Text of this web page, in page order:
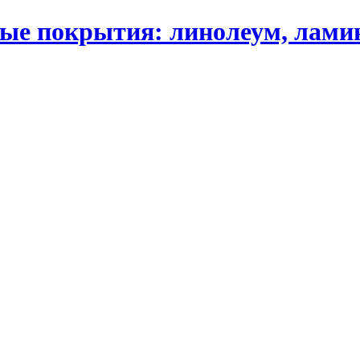
линолеум,